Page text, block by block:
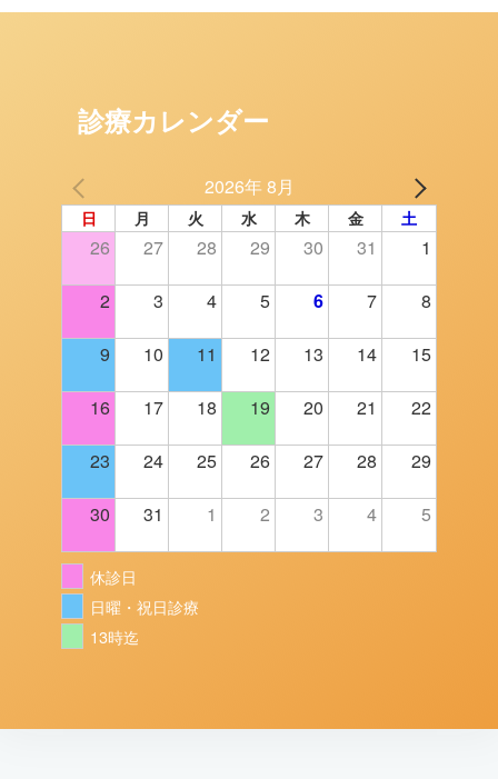
診療カレンダー
2026年 8月
日 月 火 水 木 金 土
26 27 28 29 30 31 1
2 3 4 5 6 7 8
9 10 11 12 13 14 15
16 17 18 19 20 21 22
23 24 25 26 27 28 29
30 31 1 2 3 4 5
休診日
日曜・祝日診療
13時迄